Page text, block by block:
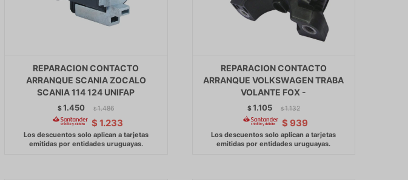
REPARACION CONTACTO
ARRANQUE SCANIA ZOCALO
SCANIA 114 124 UNIFAP
$1.450 $ 1.486
$ 1.233
REPARACION CONTACTO
ARRANQUE VOLKSWAGEN TRABA
VOLANTE FOX -
$1.105 $ 1.132
$ 939